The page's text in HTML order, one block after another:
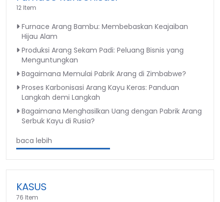
12 Item
Furnace Arang Bambu: Membebaskan Keajaiban
Hijau Alam
Produksi Arang Sekam Padi: Peluang Bisnis yang
Menguntungkan
Bagaimana Memulai Pabrik Arang di Zimbabwe?
Proses Karbonisasi Arang Kayu Keras: Panduan
Langkah demi Langkah
Bagaimana Menghasilkan Uang dengan Pabrik Arang
Serbuk Kayu di Rusia?
baca lebih
KASUS
76 Item